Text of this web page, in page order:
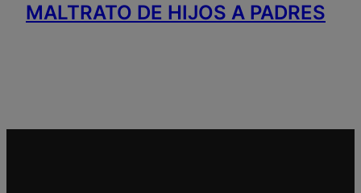
MALTRATO DE HIJOS A PADRES